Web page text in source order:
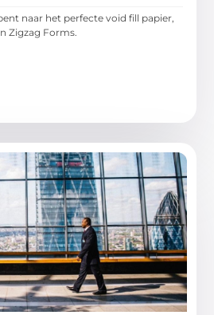
naar het perfecte void fill papier,
Zigzag Forms.